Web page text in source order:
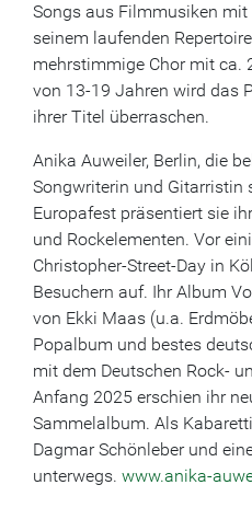
Songs aus Filmmusiken
seinem laufenden
mehrstimmige Chor mit ca.
von 13-19 Jahren wird das
ihrer Titel überraschen.
Anika Auweiler, Berlin, die
Songwriterin und
Europafest präsentiert sie
und Rockelementen. Vor
Christopher-Street-Day in
Besuchern auf. Ihr Album
von Ekki Maas (u.a.
Popalbum und bestes
mit dem Deutschen Rock-
Anfang 2025 erschien ihr
Sammelalbum. Als
Dagmar Schönleber und
unterwegs. www.anika-